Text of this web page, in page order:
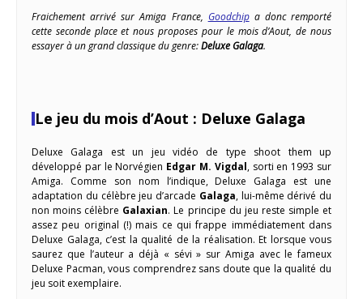
Fraichement arrivé sur Amiga France, Goodchipa donc remporté
cette seconde place et nous proposes pour le mois d’Aout, de nous
essayer à un grand classique du genre:Deluxe Galaga.
Le jeu du mois d’Aout : Deluxe Galaga
Deluxe Galaga est un jeu vidéo de type shoot them up
développé par le Norvégien Edgar M. Vigdal, sorti en 1993 sur
Amiga. Comme son nom l’indique, Deluxe Galaga est une
adaptation du célèbre jeu d’arcade Galaga, lui-même dérivé du
non moins célèbre Galaxian. Le principe du jeu reste simple et
assez peu original (!) mais ce qui frappe immédiatement dans
Deluxe Galaga, c’est la qualité de la réalisation. Et lorsque vous
saurez que l’auteur a déjà « sévi » sur Amiga avec le fameux
Deluxe Pacman, vous comprendrez sans doute que la qualité du
jeu soit exemplaire.